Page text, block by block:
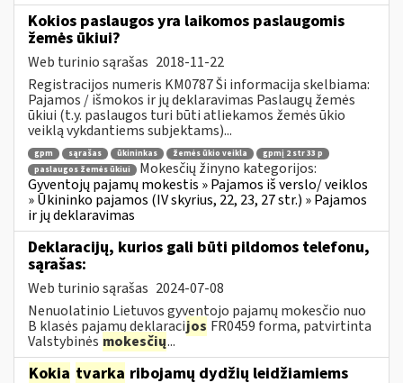
Kokios paslaugos yra laikomos paslaugomis
žemės ūkiui?
Web turinio sąrašas 2018-11-22
Registracijos numeris KM0787 Ši informacija skelbiama:
Pajamos / išmokos ir jų deklaravimas Paslaugų žemės
ūkiui (t.y. paslaugos turi būti atliekamos žemės ūkio
veiklą vykdantiems subjektams)...
gpm sąrašas ūkininkas žemės ūkio veikla
gpmį 2 str 33 p
paslaugos žemės ūkiui
Mokesčių žinyno kategorijos:
Gyventojų pajamų mokestis » Pajamos iš verslo/ veiklos
» Ūkininko pajamos (IV skyrius, 22, 23, 27 str.) » Pajamos
ir jų deklaravimas
Deklaracijų, kurios gali būti pildomos telefonu,
sąrašas:
Web turinio sąrašas 2024-07-08
Nenuolatinio Lietuvos gyventojo pajamų mokesčio nuo
B klasės pajamų deklaracijos FR0459 forma, patvirtinta
Valstybinės mokesčių...
Kokia tvarka ribojamų dydžių leidžiamiems